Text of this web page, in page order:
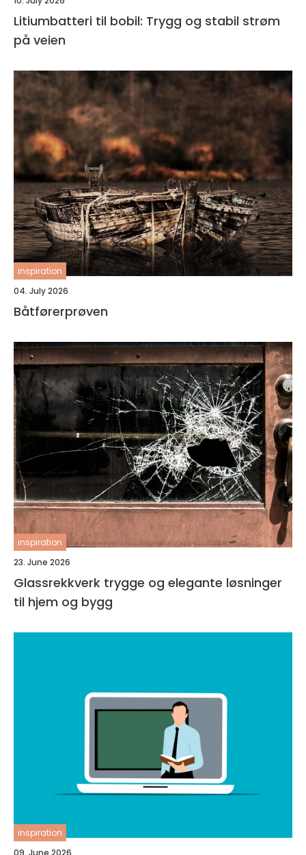
Litiumbatteri til bobil: Trygg og stabil strøm
på veien
inspiration
04. July 2026
Båtførerprøven
inspiration
23. June 2026
Glassrekkverk trygge og elegante løsninger
til hjem og bygg
inspiration